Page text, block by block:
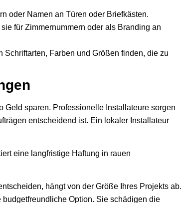
oder Namen an Türen oder Briefkästen.
für Zimmernummern oder als Branding an
Schriftarten, Farben und Größen finden, die zu
Geld sparen. Professionelle Installateure sorgen
entscheidend ist. Ein lokaler Installateur
eine langfristige Haftung in rauen
hängt von der Größe Ihres Projekts ab.
budgetfreundliche Option. Sie schädigen die